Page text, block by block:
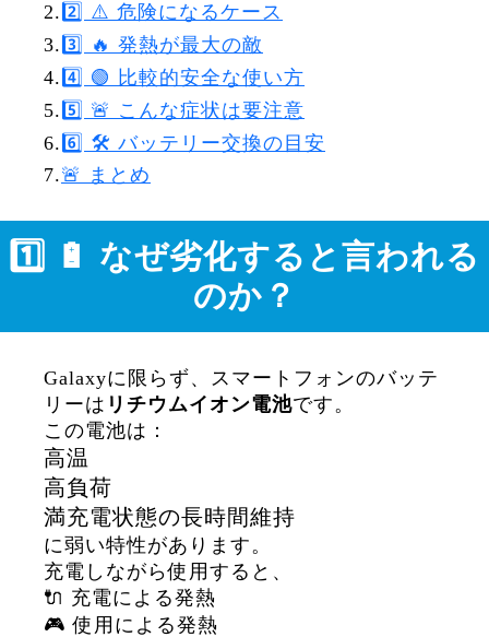
2. 2️⃣ ⚠️ 危険になるケース
3. 3️⃣ 🔥 発熱が最大の敵
4. 4️⃣ 🟢 比較的安全な使い方
5. 5️⃣ 🚨 こんな症状は要注意
6. 6️⃣ 🛠 バッテリー交換の目安
7.🚨 まとめ
1️⃣ 🔋 なぜ劣化すると言われる
のか？
Galaxyに限らず、スマートフォンのバッテ
リーは リチウムイオン電池です。
この電池は：
高温
高負荷
満充電状態の長時間維持
に弱い特性があります。
充電しながら使用すると、
🔌 充電による発熱
🎮 使用による発熱